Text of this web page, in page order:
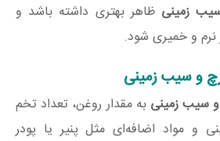
زمینی ظاهر بهتری داشته باشد و
نرم و خمیری شود.
و سیب زمینی
و سیب زمینی به مقدار روغن، تعداد تخم
و مواد اضافه‌ای مثل پنیر یا پودر